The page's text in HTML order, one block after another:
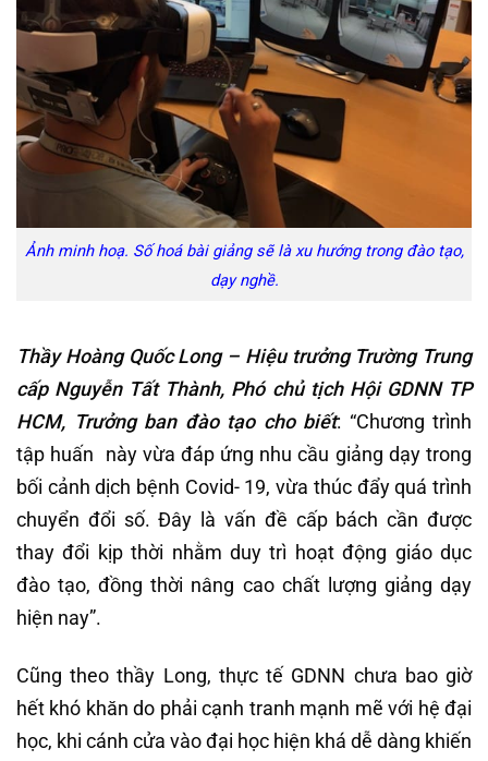
Ảnh minh hoạ. Số hoá bài giảng sẽ là xu hướng trong đào tạo,
dạy nghề.
Thầy Hoàng Quốc Long – Hiệu trưởng Trường Trung
cấp Nguyễn Tất Thành, Phó chủ tịch Hội GDNN TP
HCM, Trưởng ban đào tạo cho biết: “Chương trình
tập huấn này vừa đáp ứng nhu cầu giảng dạy trong
bối cảnh dịch bệnh Covid- 19, vừa thúc đẩy quá trình
chuyển đổi số. Đây là vấn đề cấp bách cần được
thay đổi kịp thời nhằm duy trì hoạt động giáo dục
đào tạo, đồng thời nâng cao chất lượng giảng dạy
hiện nay”.
Cũng theo thầy Long, thực tế GDNN chưa bao giờ
hết khó khăn do phải cạnh tranh mạnh mẽ với hệ đại
học, khi cánh cửa vào đại học hiện khá dễ dàng khiến